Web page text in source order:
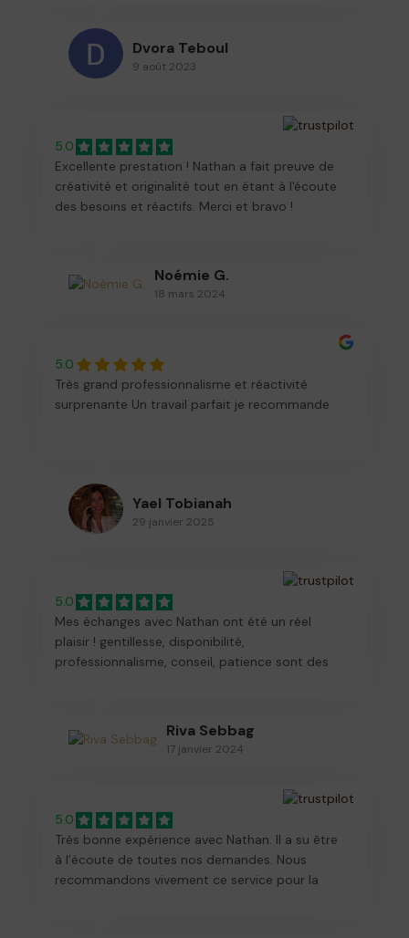
Dvora Teboul
9 août 2023
5.0
Excellente prestation ! Nathan a fait preuve de
créativité et originalité tout en étant à l'écoute
des besoins et réactifs. Merci et bravo !
Noémie G.
18 mars 2024
5.0
Très grand professionnalisme et réactivité
surprenante Un travail parfait je recommande
Yael Tobianah
29 janvier 2025
5.0
Mes échanges avec Nathan ont été un réel
plaisir ! gentillesse, disponibilité,
professionnalisme, conseil, patience sont des
rendre cette expérience facile, sereine et
émouvante ! Merci et à bientôt pour les
Riva Sebbag
17 janvier 2024
5.0
Très bonne expérience avec Nathan. Il a su être
à l’écoute de toutes nos demandes. Nous
recommandons vivement ce service pour la